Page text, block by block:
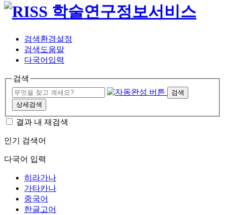
검색환경설정
검색도움말
다국어입력
검색
검색
상세검색
결과 내 재검색
인기 검색어
다국어 입력
히라가나
가타카나
중국어
한글고어